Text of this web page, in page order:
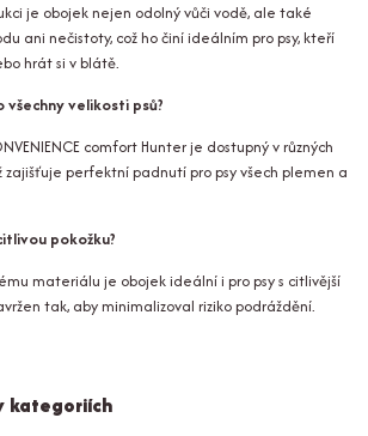
je obojek nejen odolný vůči vodě, ale také
ani nečistoty, což ho činí ideálním pro psy, kteří
hrát si v blátě.
velikosti psů?
comfort Hunter je dostupný v různých
zajišťuje perfektní padnutí pro psy všech plemen a
pokožku?
materiálu je obojek ideální i pro psy s citlivější
tak, aby minimalizoval riziko podráždění.
kategoriích